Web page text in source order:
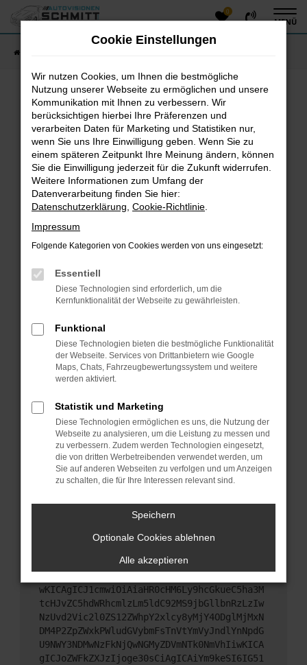
Zum
Hauptinhalt
0
MENÜ
Fehler: Network Error
Beim Laden ist ein Fehler aufgetreten.
Hier sind ein paar Tipps, die dir helfen können:
Überprüfe deine Firewall und deine
Internetverbindung.
Laden andere Webseiten, zum Beispiel deine
Suchmaschine?
Prüfe deine Browsererweiterungen.
das Laden bestimmter Seiten verhindern.
Funktioniert die Seite in einem anderen Browser
oder in einem privaten Fenster?
Das kann manchmal helfen, vorübergehende
Probleme zu beheben.
Stelle sicher, dass dein Browser und dein
Betriebssystem auf dem neuesten Stand sind.
Sicherheitsrisiko, sondern kann auch dazu führen,
dass bestimmte Funktionen nicht mehr
unterstützt werden.
Wende dich an den Webseitenbetreiber.
Wenn du alle oben genannten Schritte versucht
hast, kontaktiere uns bitte. Wir werden versuchen,
das Problem zu beheben. Du kannst uns diesen
Text schicken, um uns bei der Fehlersuche zu
unterstützen:
ewogICJuYW1lIjogIk5ldHdvcmtFcnJvciIsCiAgI
mNvbmZpZyI6IHsKICAgICJtZXRob2QiOiAiR0VUIi
wKICAgICJ1cmwiOiAiaHR0cHM6Ly9hcGkueC5ha3M
tcHJvZC5hdWRhcmlzLm5ldC92MS9jbGllbnRzLzIw
NzUvd2Vic2l0ZS12ZWhpY2xlcy8yMjY4ODglMjMxN
DM4P2ZpZWxkPWludGVybmFsTnVtYmVyJndlYnNpdG
U9NWY3NDMwNzFkNjQwNGMyZDVmNTk0NmVhIiwKICA
gICJoZWFkZXJzIjoge30sCiAgICAiYm9keSI6IG51
Cookie Einstellungen
Wir nutzen Cookies, um Ihnen die bestmögliche
Nutzung unserer Webseite zu ermöglichen und unsere
Kommunikation mit Ihnen zu verbessern. Wir
berücksichtigen hierbei Ihre Präferenzen und
verarbeiten Daten für Marketing und Statistiken nur,
wenn Sie uns Ihre Einwilligung geben. Wenn Sie zu
einem späteren Zeitpunkt Ihre Meinung ändern, können
Sie die Einwilligung jederzeit für die Zukunft widerrufen.
Weitere Informationen zum Umfang der
Datenverarbeitung finden Sie hier:
Datenschutzerklärung Cookie-Richtlinie
Impressum
Folgende Kategorien von Cookies werden von uns eingesetzt:
Essentiell
Diese Technologien sind erforderlich, um die
Kernfunktionalität der Webseite zu gewährleisten.
Funktional
Diese Technologien bieten die bestmögliche Funktionalität
der Webseite. Services von Drittanbietern wie Google
Maps, Chats, Fahrzeugbewertungssystem und weitere
werden aktiviert.
Statistik und Marketing
Diese Technologien ermöglichen es uns, die Nutzung der
Webseite zu analysieren, um die Leistung zu messen und
zu verbessern. Zudem werden Technologien eingesetzt,
die von dritten Werbetreibenden verwendet werden, um
Sie auf anderen Webseiten zu verfolgen und um Anzeigen
zu schalten, die für Ihre Interessen relevant sind.
Speichern
Optionale Cookies ablehnen
Alle akzeptieren